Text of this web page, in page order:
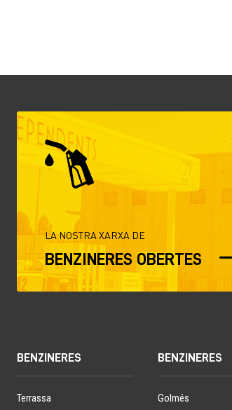
LA NOSTRA XARXA DE
BENZINERES OBERTES
BENZINERES
Terrassa
BENZINERES
Golmés